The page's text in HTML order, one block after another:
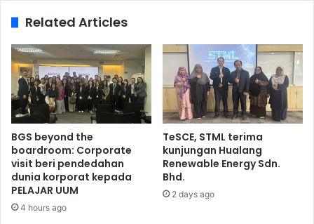
Related Articles
BGS beyond the
boardroom: Corporate
visit beri pendedahan
dunia korporat kepada
PELAJAR UUM
4 hours ago
TeSCE, STML terima
kunjungan Hualang
Renewable Energy Sdn.
Bhd.
2 days ago